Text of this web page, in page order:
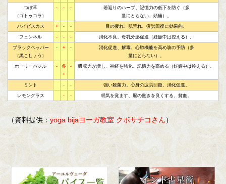
つぼ草
（ゴトゥコラ）
- - -
若返りのハーブ、記憶力の低下を防ぐ（多
量にとらない、頭痛）。
ハイビスカス + - - 目の疲れ、肌荒れ、疲労回復に効果的。
フェンネル - - - 消化不良、母乳分泌促進（妊娠中は控える）。
ブラックペッパー
（黒こしょう）
- + -
消化促進、解毒、心肺機能を高め咳の予防（多
量にとらない）。
ホーリーバジル -
多
+
- 吸収力が増し、神経を強化、記憶力を高める（妊娠中は控える）。
ミント - - 強い殺菌力、心身の疲労回復、消化促進。
レモングラス - - 眠気を覚ます、脳の働きを良くする、貧血。
（資料提供： yoga bijaヨーガ教室 クボサチコさん ）